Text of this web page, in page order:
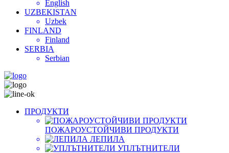
English
UZBEKISTAN
Uzbek
FINLAND
Finland
SERBIA
Serbian
ПРОДУКТИ
ПОЖАРОУСТОЙЧИВИ ПРОДУКТИ
ЛЕПИЛА
УПЛЪТНИТЕЛИ